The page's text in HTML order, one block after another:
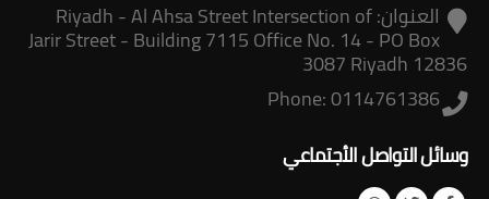
العنوان:Riyadh - Al Ahsa Street Intersection of
Jarir Street - Building 7115 Office No. 14 - PO Box
3087 Riyadh 12836
Phone:0114761386
وسائل التواصل الأجتماعي